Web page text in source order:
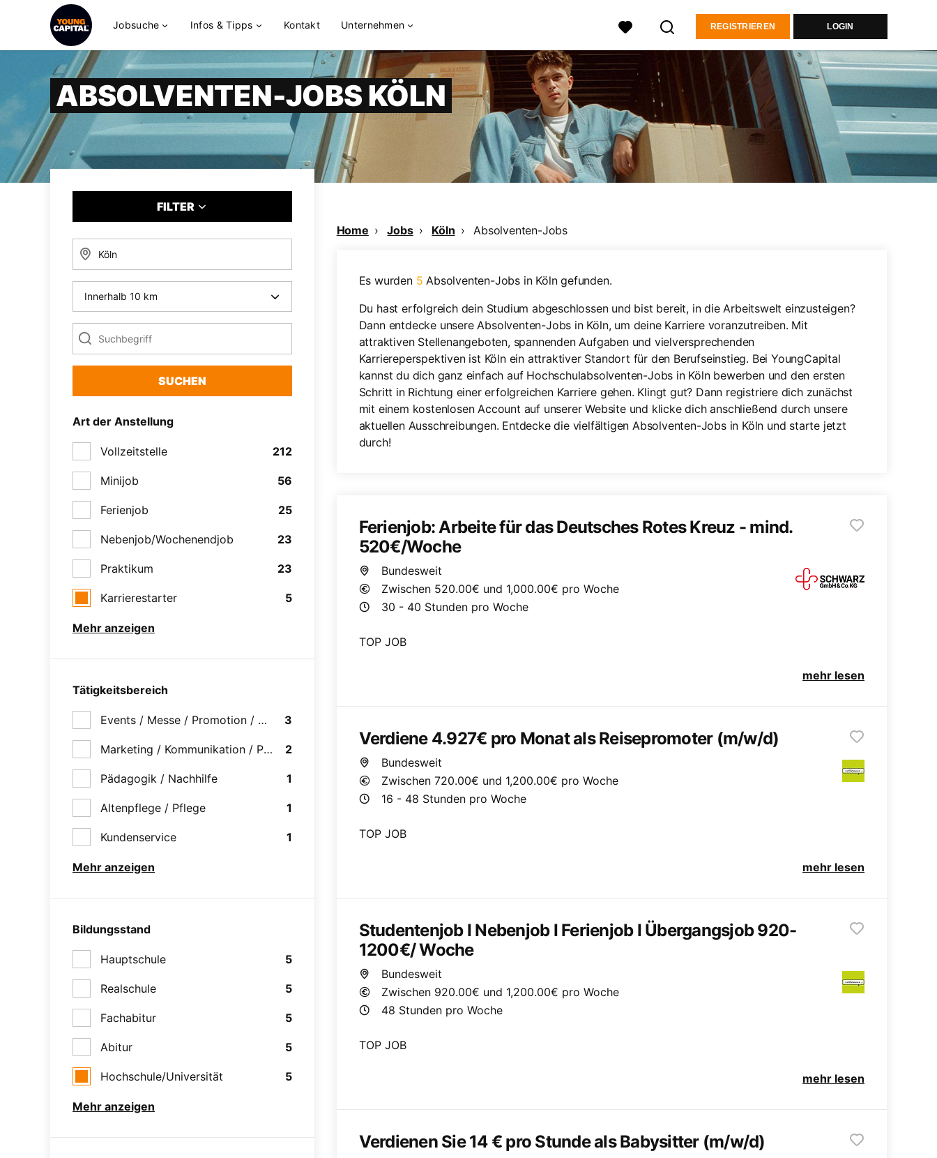
Jobsuche Infos & Tipps Kontakt Unternehmen REGISTRIEREN LOGIN
ABSOLVENTEN-JOBS KÖLN
FILTER
SUCHEN
Art der Anstellung
Vollzeitstelle 212
Minijob 56
Ferienjob 25
Nebenjob/Wochenendjob 23
Praktikum 23
Karrierestarter 5
Mehr anzeigen
Tätigkeitsbereich
Events / Messe / Promotion / Hostess
3
Marketing / Kommunikation / PR / Werbung
2
Pädagogik / Nachhilfe 1
Altenpflege / Pflege 1
Kundenservice 1
Mehr anzeigen
Bildungsstand
Hauptschule 5
Realschule 5
Fachabitur 5
Abitur 5
Hochschule/Universität 5
Mehr anzeigen
Home Jobs Köln Absolventen-Jobs
Es wurden 5 Absolventen-Jobs in Köln gefunden.
Du hast erfolgreich dein Studium abgeschlossen und bist bereit, in die Arbeitswelt einzusteigen?
Dann entdecke unsere Absolventen-Jobs in Köln, um deine Karriere voranzutreiben. Mit
attraktiven Stellenangeboten, spannenden Aufgaben und vielversprechenden
Karriereperspektiven ist Köln ein attraktiver Standort für den Berufseinstieg. Bei YoungCapital
kannst du dich ganz einfach auf Hochschulabsolventen-Jobs in Köln bewerben und den ersten
Schritt in Richtung einer erfolgreichen Karriere gehen. Klingt gut? Dann registriere dich zunächst
mit einem kostenlosen Account auf unserer Website und klicke dich anschließend durch unsere
aktuellen Ausschreibungen. Entdecke die vielfältigen Absolventen-Jobs in Köln und starte jetzt
durch!
Ferienjob: Arbeite für das Deutsches Rotes Kreuz - mind.
520€/Woche
Bundesweit
Zwischen 520.00€ und 1,000.00€ pro Woche
30 - 40 Stunden pro Woche
TOP JOB
mehr lesen
Verdiene 4.927€ pro Monat als Reisepromoter (m/w/d)
Bundesweit
Zwischen 720.00€ und 1,200.00€ pro Woche
16 - 48 Stunden pro Woche
TOP JOB
mehr lesen
Studentenjob I Nebenjob I Ferienjob I Übergangsjob 920-
1200€/ Woche
Bundesweit
Zwischen 920.00€ und 1,200.00€ pro Woche
48 Stunden pro Woche
TOP JOB
mehr lesen
Verdienen Sie 14 € pro Stunde als Babysitter (m/w/d)